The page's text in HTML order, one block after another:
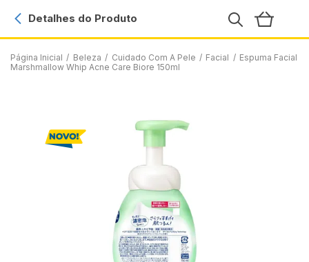
Página Inicial / Beleza / Cuidado Com A Pele / Facial / Espuma Facial
Marshmallow Whip Acne Care Biore 150ml
Detalhes do Produto